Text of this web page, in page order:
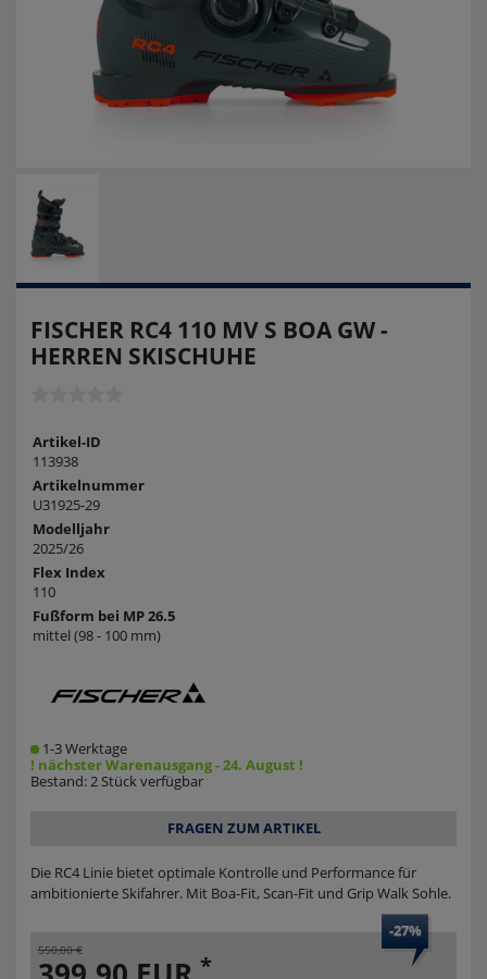
FISCHER RC4 110 MV S BOA GW -
HERREN SKISCHUHE
Artikel-ID
113938
Artikelnummer
U31925-29
Modelljahr
2025/26
Flex Index
110
Fußform bei MP 26.5
mittel (98 - 100 mm)
1-3 Werktage
! nächster Warenausgang - 24. August !
Bestand: 2 Stück verfügbar
FRAGEN ZUM ARTIKEL
Die RC4 Linie bietet optimale Kontrolle und Performance für
ambitionierte Skifahrer. Mit Boa-Fit, Scan-Fit und Grip Walk Sohle.
-27%
550,00 €
*